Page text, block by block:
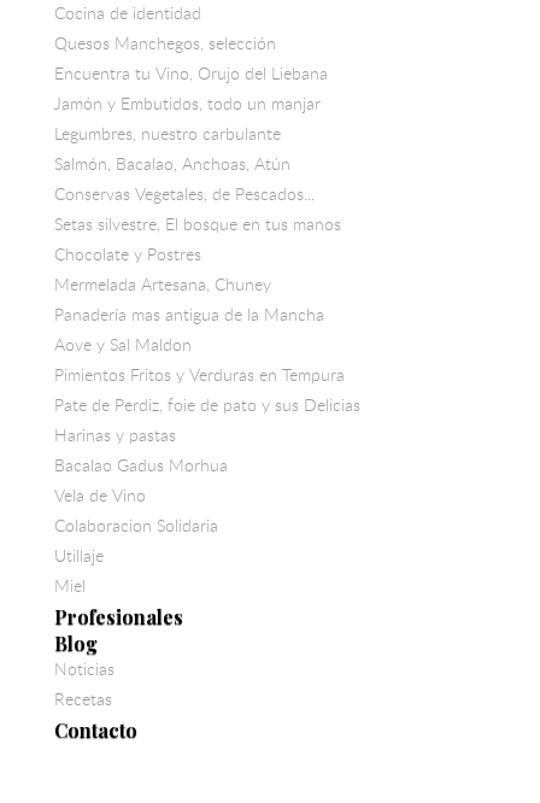
Cocina de identidad
Quesos Manchegos, selección
Encuentra tu Vino, Orujo del Liebana
Jamón y Embutidos, todo un manjar
Legumbres, nuestro carbulante
Salmón, Bacalao, Anchoas, Atún
Conservas Vegetales, de Pescados...
Setas silvestre, El bosque en tus manos
Chocolate y Postres
Mermelada Artesana, Chuney
Panadería mas antigua de la Mancha
Aove y Sal Maldon
Pimientos Fritos y Verduras en Tempura
Pate de Perdiz, foie de pato y sus Delicias
Harinas y pastas
Bacalao Gadus Morhua
Vela de Vino
Colaboracion Solidaria
Utillaje
Miel
Profesionales
Blog
Noticias
Recetas
Contacto